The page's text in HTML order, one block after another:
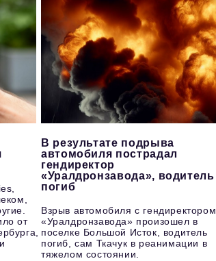
от
В результате подрыва
автомобиля пострадал
гендиректор
«Уралдронзавода», водитель
погиб
Взрыв автомобиля с гендиректором
«Уралдронзавода» произошел в
поселке Большой Исток, водитель
погиб, сам Ткачук в реанимации в
тяжелом состоянии.